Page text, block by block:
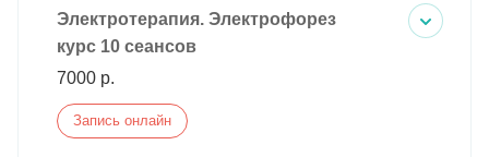
Электротерапия. Электрофорез
курс 10 сеансов
7000 р.
Запись онлайн